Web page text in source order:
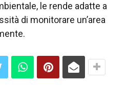
le rende adatte a
di monitorare un’area